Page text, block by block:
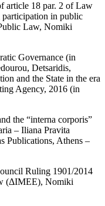
article 18 par. 2 of Law
participation in public
Law, Nomiki
Governance (in
Detsaridis,
and the State in the era
Agency, 2016 (in
the “interna corporis”
– Iliana Pravita
Publications, Athens –
Ruling 1901/2014
(ΔΙΜΕΕ), Nomiki